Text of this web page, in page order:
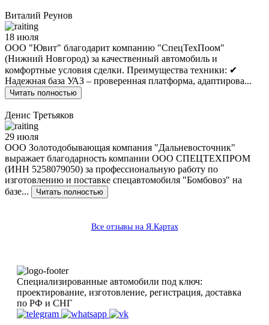
Виталий Реунов
18 июля
ООО "Ювит" благодарит компанию "СпецТехПоом"
(Нижний Новгород) за качественный автомобиль и
комфортные условия сделки. Преимущества техники: ✔
Надежная база УАЗ – проверенная платформа, адаптирова...
Читать полностью
Денис Третьяков
29 июля
ООО Золотодобывающая компания "Дальневосточник"
выражает благодарность компании ООО СПЕЦТЕХПРОМ
(ИНН 5258079050) за профессиональную работу по
изготовлению и поставке спецавтомобиля "Бомбовоз" на
базе...
Читать полностью
Все отзывы на Я.Картах
Специализированные автомобили под ключ:
проектирование, изготовление, регистрация, доставка
по РФ и СНГ